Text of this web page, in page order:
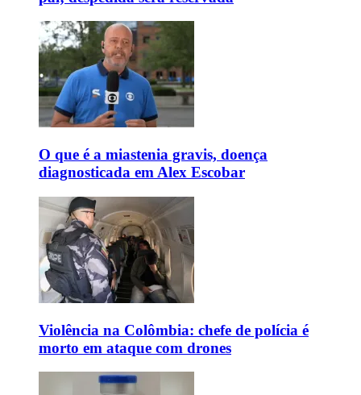
O que é a miastenia gravis, doença
diagnosticada em Alex Escobar
Violência na Colômbia: chefe de polícia é
morto em ataque com drones